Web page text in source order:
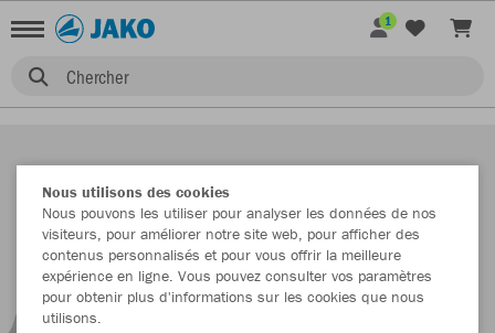
Chercher
1
Nous utilisons des cookies
Nous pouvons les utiliser pour analyser les données de nos
visiteurs, pour améliorer notre site web, pour afficher des
contenus personnalisés et pour vous offrir la meilleure
expérience en ligne. Vous pouvez consulter vos paramètres
pour obtenir plus d'informations sur les cookies que nous
utilisons.